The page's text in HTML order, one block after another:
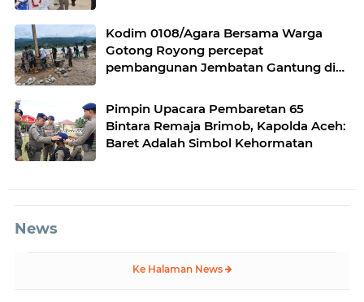
Kodim 0108/Agara Bersama Warga
Gotong Royong percepat
pembangunan Jembatan Gantung di
Pimpin Upacara Pembaretan 65
Bintara Remaja Brimob, Kapolda Aceh:
Baret Adalah Simbol Kehormatan
News
Ke Halaman News